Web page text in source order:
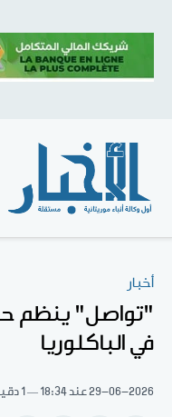
أخبار
"تواصل" ينظم
في الباكلوريا
29-06-2026عند 18:34 1 دقيقة قراءة